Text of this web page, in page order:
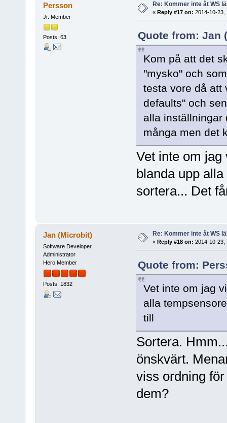
Persson
Jr. Member
Posts: 63
Re: Kommer inte åt WS
« Reply #17 on: 2014-10-23,
Quote from: Jan
Kom på att det
"mysko" och
testa vore då att
defaults" och
alla inställningar
många men det
Vet inte om jag
blanda upp
sortera... Det
Jan (Microbit)
Software Developer
Administrator
Hero Member
Posts: 1832
Re: Kommer inte åt WS
« Reply #18 on: 2014-10-23,
Quote from:
Vet inte om jag
alla
till
Sortera.
önskvärt.
viss ordning
dem?